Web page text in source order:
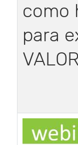
como
para